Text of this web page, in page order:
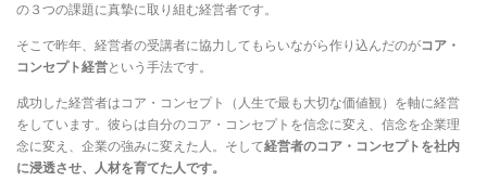
の３つの課題に真摯に取り組む経営者です。
そこで昨年、経営者の受講者に協力してもらいながら作り込んだのがコア・
コンセプト経営という手法です。
成功した経営者はコア・コンセプト（人生で最も大切な価値観）を軸に経営
をしています。彼らは自分のコア・コンセプトを信念に変え、信念を企業理
念に変え、企業の強みに変えた人。そして経営者のコア・コンセプトを社内
に浸透させ、人材を育てた人です。